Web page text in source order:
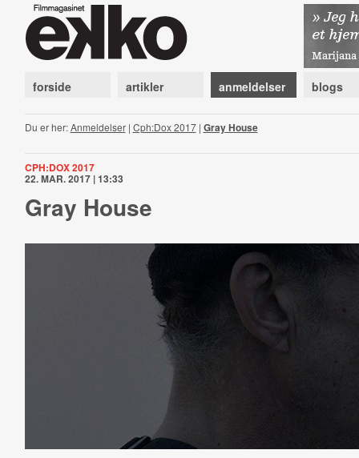
forside artikler anmeldelser blogs
Du er her:Anmeldelser| Cph:Dox 2017| Gray House
CPH:DOX 2017
22. MAR. 2017 | 13:33
Gray House